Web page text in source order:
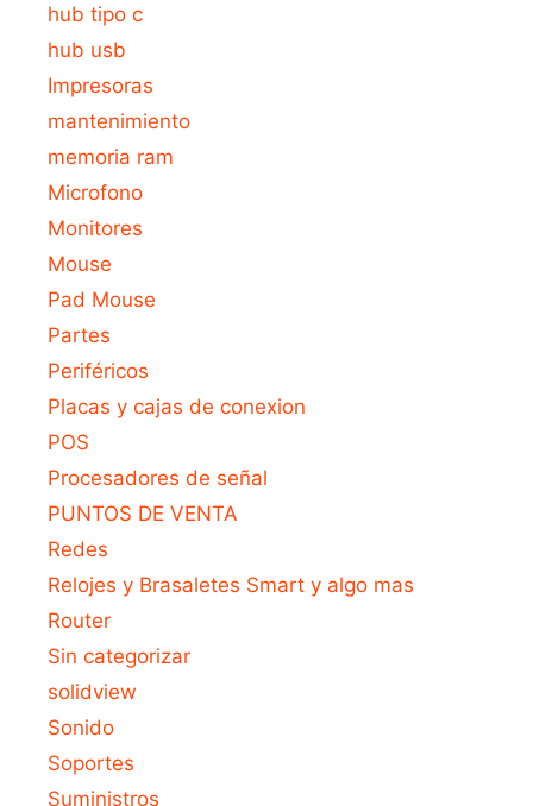
hub tipo c
hub usb
Impresoras
mantenimiento
memoria ram
Microfono
Monitores
Mouse
Pad Mouse
Partes
Periféricos
Placas y cajas de conexion
POS
Procesadores de señal
PUNTOS DE VENTA
Redes
Relojes y Brasaletes Smart y algo mas
Router
Sin categorizar
solidview
Sonido
Soportes
Suministros